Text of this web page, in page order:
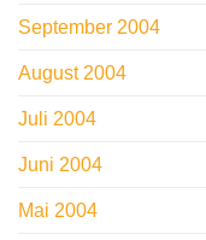
September 2004
August 2004
Juli 2004
Juni 2004
Mai 2004